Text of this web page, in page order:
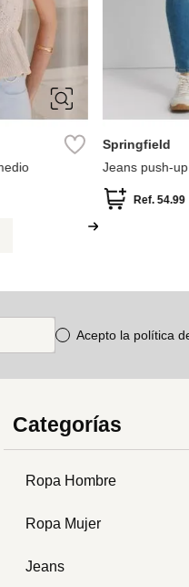
38
34 36
44
Springfield
Jeans push-up
Ref. 54.99
Acepto la política
Categorías
Ropa Hombre
Ropa Mujer
Jeans